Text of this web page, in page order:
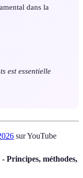
dans la
est essentielle
sur YouTube
Principes, méthodes,